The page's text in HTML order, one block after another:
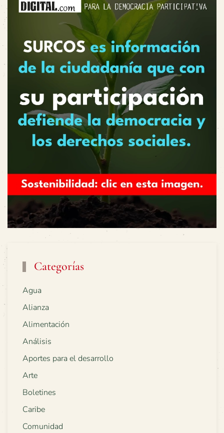
Categorías
Agua
Alianza
Alimentación
Análisis
Aportes para el desarrollo
Arte
Boletines
Caribe
Comunidad